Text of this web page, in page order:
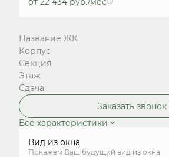
Название ЖК
Корпус
Секция
Этаж
Сдача
Заказать звонок
Все характеристики
Вид из окна
Покажем Ваш будущий вид из окна